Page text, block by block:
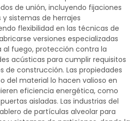
de unión, incluyendo fijaciones
sistemas de herrajes
flexibilidad en las técnicas de
versiones especializadas
al fuego, protección contra la
acústicas para cumplir requisitos
de construcción. Las propiedades
del material lo hacen valioso en
eficiencia energética, como
aisladas. Las industrias del
de partículas alveolar para